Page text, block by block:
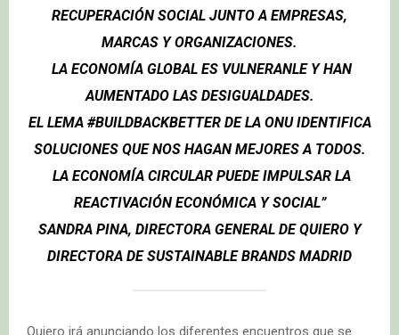
RECUPERACIÓN SOCIAL JUNTO A EMPRESAS,
MARCAS Y ORGANIZACIONES.
LA ECONOMÍA GLOBAL ES VULNERANLE Y HAN
AUMENTADO LAS DESIGUALDADES.
EL LEMA #BUILDBACKBETTER DE LA ONU IDENTIFICA
SOLUCIONES QUE NOS HAGAN MEJORES A TODOS.
LA ECONOMÍA CIRCULAR PUEDE IMPULSAR LA
REACTIVACIÓN ECONÓMICA Y SOCIAL”
SANDRA PINA, DIRECTORA GENERAL DE QUIERO Y
DIRECTORA DE SUSTAINABLE BRANDS MADRID
Quiero irá anunciando los diferentes encuentros que se